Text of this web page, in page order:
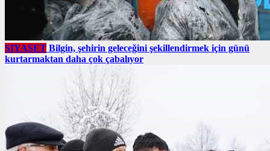
SIYASET Bilgin, şehirin geleceğini şekillendirmek için günü
kurtarmaktan daha çok çabalıyor